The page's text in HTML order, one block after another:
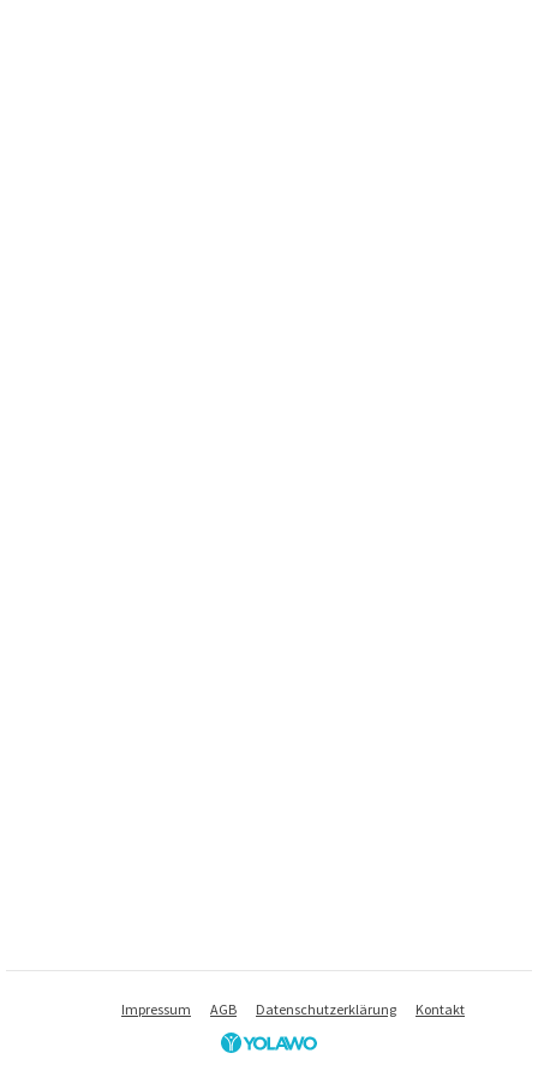
Impressum AGB Datenschutzerklärung Kontakt